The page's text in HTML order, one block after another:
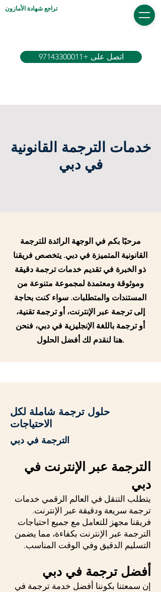
تراجع شهادة الأمازون
اتصل على +97143300011
خدمات الترجمة القانونية
في دبي
مرحبًا بكم في الوجهة الرائدة للترجمة
القانونية المتميزة في دبي. يتخصص فريقنا
ذو الخبرة في تقديم خدمات ترجمة دقيقة
وموثوقة ومعتمدة لمجموعة متنوعة من
المستندات والمتطلبات. سواء كنت بحاجة
إلى ترجمة عبر الإنترنت، أو ترجمة تقنية،
أو ترجمة باللغة الإنجليزية في دبي، فنحن
هنا لنقدم لك أفضل الحلول.
حلول ترجمة شاملة لكل
الاحتياجات
الترجمة في دبي
الترجمة عبر الإنترنت في
دبي
يتطلب التنقل في العالم الرقمي خدمات
ترجمة سريعة ودقيقة عبر الإنترنت.
فريقنا مجهز للتعامل مع جميع احتياجات
الترجمة عبر الإنترنت بكفاءة، مما يضمن
التسليم الدقيق وفي الوقت المناسب.
أفضل ترجمة في دبي
إن سمعتنا بكوننا أفضل خدمة ترجمة في